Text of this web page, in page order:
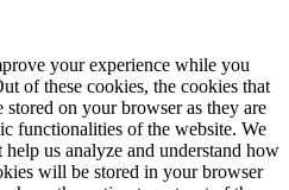
your experience while you
of these cookies, the cookies that
stored on your browser as they are
functionalities of the website. We
us analyze and understand how
will be stored in your browser